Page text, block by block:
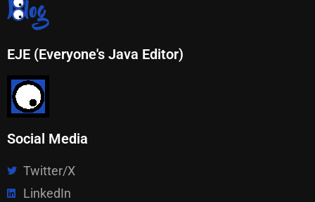
EJE (Everyone's Java Editor)
Social Media
Twitter/X
LinkedIn